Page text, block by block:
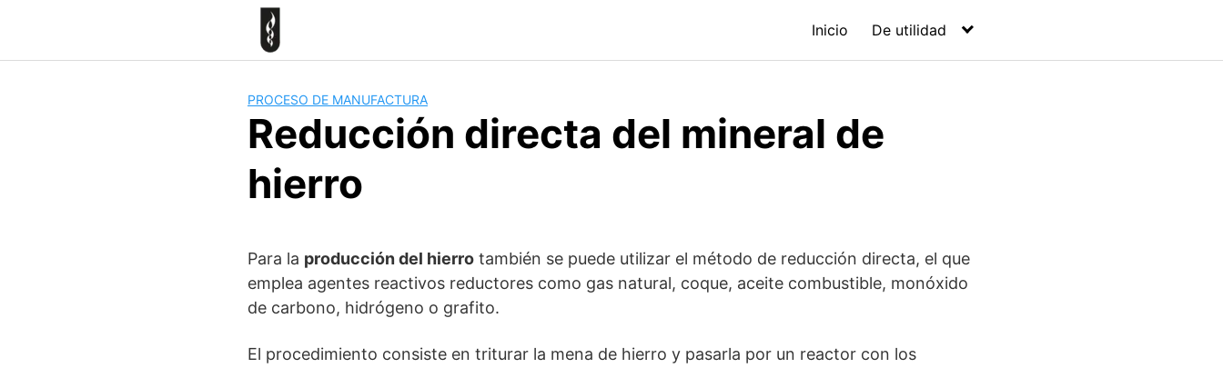
Inicio De utilidad
PROCESO DE MANUFACTURA
Reducción directa del mineral de
hierro
Para la producción del hierro también se puede utilizar el método de reducción directa, el que
emplea agentes reactivos reductores como gas natural, coque, aceite combustible, monóxido
de carbono, hidrógeno o grafito.
El procedimiento consiste en triturar la mena de hierro y pasarla por un reactor con los